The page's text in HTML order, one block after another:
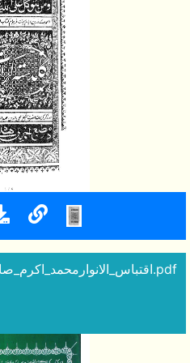
21 - 12_waan_immam_اقتباس_الانوارمحمد_اکرم_صابری.pdf